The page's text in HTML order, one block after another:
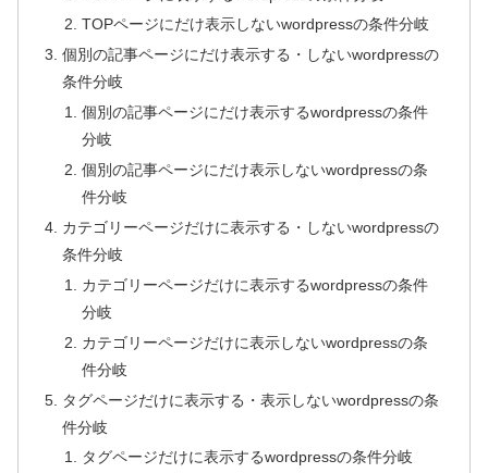
TOPページにだけ表示しないwordpressの条件分岐
個別の記事ページにだけ表示する・しないwordpressの
条件分岐
個別の記事ページにだけ表示するwordpressの条件
分岐
個別の記事ページにだけ表示しないwordpressの条
件分岐
カテゴリーページだけに表示する・しないwordpressの
条件分岐
カテゴリーページだけに表示するwordpressの条件
分岐
カテゴリーページだけに表示しないwordpressの条
件分岐
タグページだけに表示する・表示しないwordpressの条
件分岐
タグページだけに表示するwordpressの条件分岐